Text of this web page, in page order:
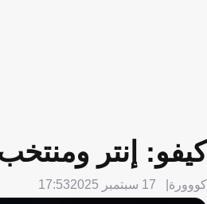
كيفو: إنتر
كووورة 17 سبتمبر 2025 17:53